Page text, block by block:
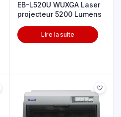
EB-L520U WUXGA Laser
projecteur 5200 Lumens
Lire la suite